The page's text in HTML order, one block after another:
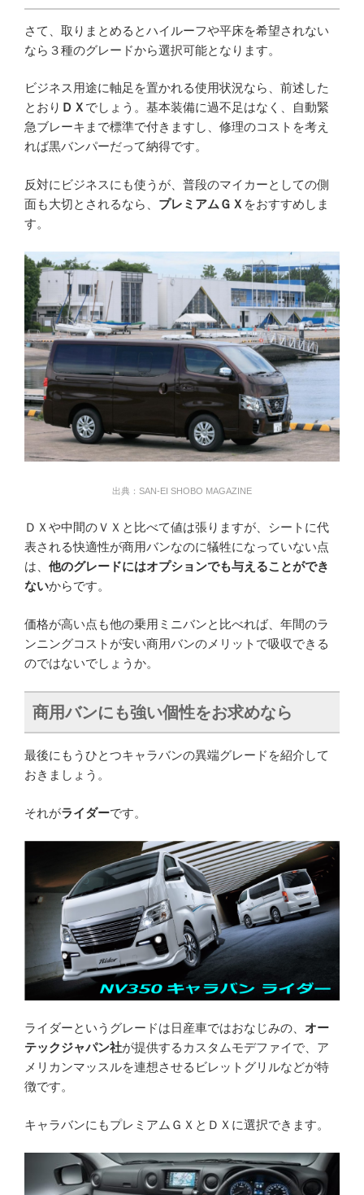
さて、取りまとめるとハイルーフや平床を希望されない
なら３種のグレードから選択可能となります。
ビジネス用途に軸足を置かれる使用状況なら、前述した
とおり ＤＸ でしょう。基本装備に過不足はなく、自動緊
急ブレーキまで標準で付きますし、修理のコストを考え
れば黒バンパーだって納得です。
反対にビジネスにも使うが、普段のマイカーとしての側
面も大切とされるなら、 プレミアムＧＸ をおすすめしま
す。
出典：SAN-EI SHOBO MAGAZINE
ＤＸや中間のＶＸと比べて値は張りますが、シートに代
表される快適性が商用バンなのに犠牲になっていない点
は、 他のグレードにはオプションでも与えることができ
ないからです。
価格が高い点も他の乗用ミニバンと比べれば、年間のラ
ンニングコストが安い商用バンのメリットで吸収できる
のではないでしょうか。
商用バンにも強い個性をお求めなら
最後にもうひとつキャラバンの異端グレードを紹介して
おきましょう。
それがライダーです。
ライダーというグレードは日産車ではおなじみの、 オー
テックジャパン社が提供するカスタムモデファイで、ア
メリカンマッスルを連想させるビレットグリルなどが特
徴です。
キャラバンにもプレミアムＧＸとＤＸに選択できます。